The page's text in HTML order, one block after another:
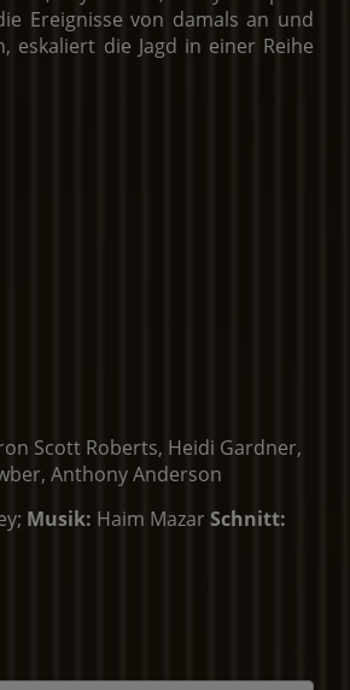
Ereignisse von damals an und
eskaliert die Jagd in einer Reihe
Scott Roberts, Heidi Gardner,
Anthony Anderson
Musik: Haim MazarSchnitt: